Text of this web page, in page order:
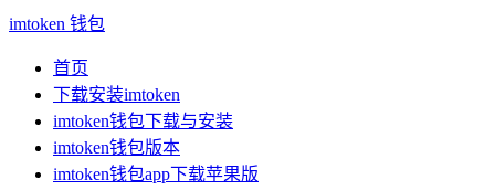
imtoken 钱包
首页
下载安装imtoken
imtoken钱包下载与安装
imtoken钱包版本
imtoken钱包app下载苹果版